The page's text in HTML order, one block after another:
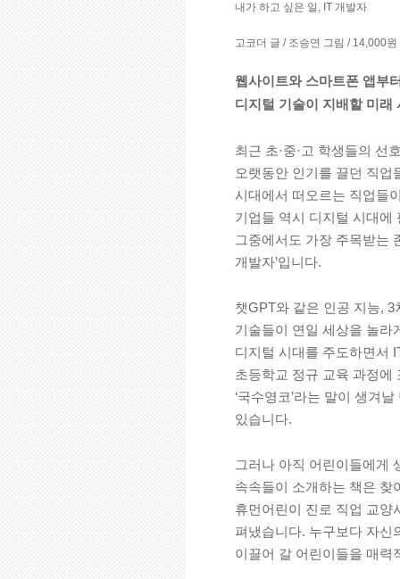
내가 하고 싶은 일, IT 개발자
고코더 글 / 조승연 그림 / 14,000
웹사이트와 스마트폰 앱
디지털 기술이 지배할 미래
최근 초·중·고 학생들의 선
오랫동안 인기를 끌던 직업
시대에서 떠오르는 직업들
기업들 역시 디지털 시대에
그중에서도 가장 주목받는
개발자’입니다.
챗GPT와 같은 인공 지능,
기술들이 연일 세상을 놀라
디지털 시대를 주도하면서
초등학교 정규 교육 과정에
‘국수영코’라는 말이 생겨
있습니다.
그러나 아직 어린이들에게
속속들이 소개하는 책은 찾
휴먼어린이 진로 직업 교양
펴냈습니다. 누구보다 자신
이끌어 갈 어린이들을 매력